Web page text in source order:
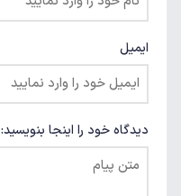
ایمیل
دیدگاه خود را اینجا بنویسید: